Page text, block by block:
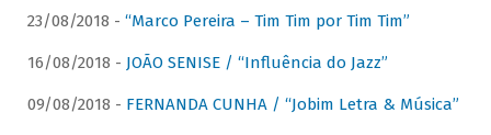
23/08/2018 - “Marco Pereira – Tim Tim por Tim Tim”
16/08/2018 - JOÃO SENISE / “Influência do Jazz”
09/08/2018 - FERNANDA CUNHA / “Jobim Letra & Música”